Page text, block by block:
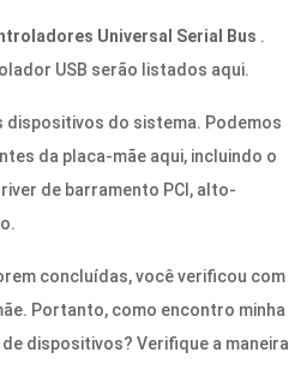
Universal Serial Bus .
USB serão listados aqui.
dispositivos do sistema. Podemos
da placa-mãe aqui, incluindo o
de barramento PCI, alto-
concluídas, você verificou com
Portanto, como encontro minha
dispositivos? Verifique a maneira